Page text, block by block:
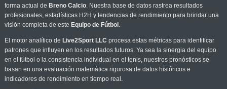
forma actual de Breno Calcio. Nuestra base de datos rastrea resultados
profesionales, estadísticas H2H y tendencias de rendimiento para brindar una
visión completa de este Equipo de Fútbol .
El motor analítico de Live2Sport LLC procesa estas métricas para identificar
patrones que influyen en los resultados futuros. Ya sea la sinergia del equipo
en el fútbol o la consistencia individual en el tenis, nuestros pronósticos se
basan en una evaluación matemática rigurosa de datos históricos e
indicadores de rendimiento en tiempo real.